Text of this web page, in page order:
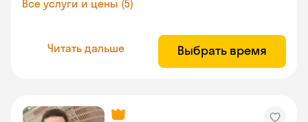
Все услуги и цены (5)
Читать дальше Выбрать время